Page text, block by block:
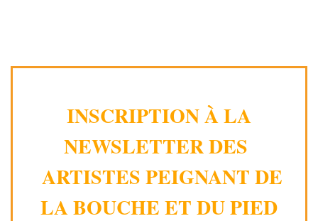
INSCRIPTION À LA
NEWSLETTER DES
ARTISTES PEIGNANT DE
LA BOUCHE ET DU PIED